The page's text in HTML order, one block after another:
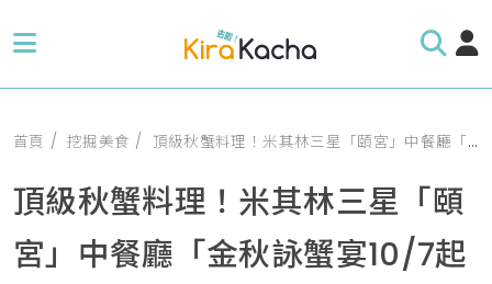
首頁 挖掘美食 頂級秋蟹料理！米其林三星「頤宮」中餐廳「金秋詠蟹宴10/7起奢華上桌，八道蟹餚勾引蟹客味蕾、需3天前預訂
頂級秋蟹料理！米其林三星「頤
宮」中餐廳「金秋詠蟹宴10/7起